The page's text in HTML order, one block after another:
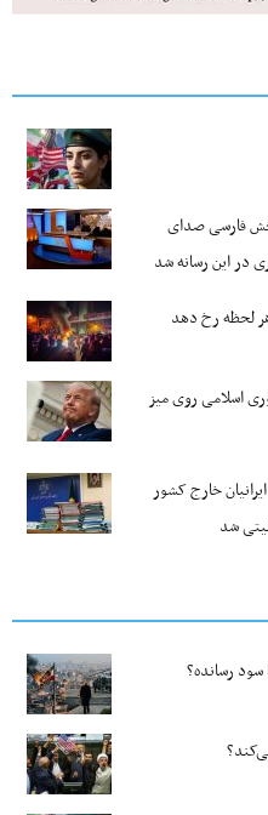
فارسی صدای
در این رسانه شد
لحظه رخ دهد
اسلامی روی میز
خارج کشور
شد
رسانده؟